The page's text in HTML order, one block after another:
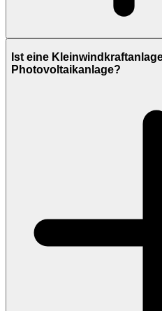
Ist eine
Photovoltaikanlage?